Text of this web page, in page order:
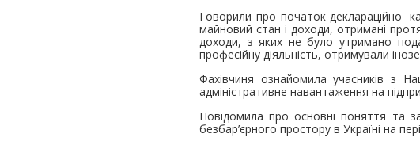
Говорили про початок деклараційної
майновий стан і доходи, отримані
доходи, з яких не було утримано
професійну діяльність, отримували
Фахівчиня ознайомила учасників з
адміністративне навантаження на
Повідомила про основні поняття та
безбар’єрного простору в Україні на